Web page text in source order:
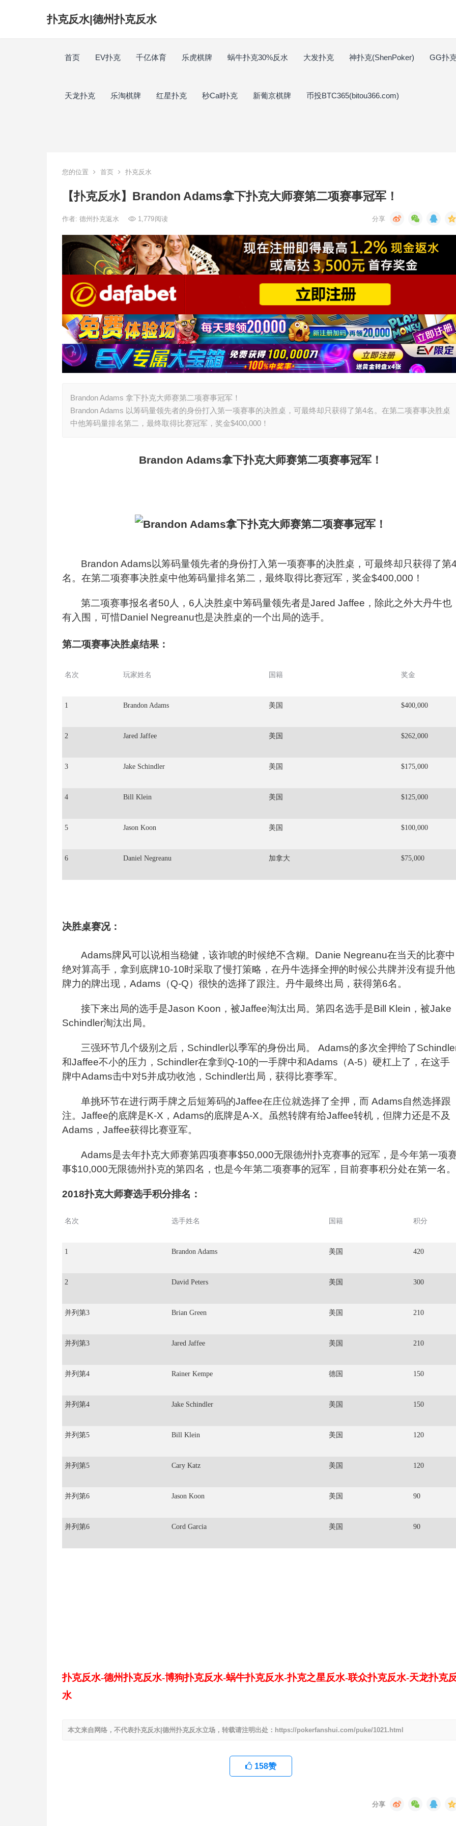
扑克反水|德州扑克反水
首页 EV扑克 千亿体育 乐虎棋牌 蜗牛扑克30%反水 大发扑克 神扑克(ShenPoker) GG扑
天龙扑克 乐淘棋牌 红星扑克 秒Call扑克 新葡京棋牌 币投BTC365(bitou366.com)
您的位置 首页 扑克反水
【扑克反水】Brandon Adams拿下扑克大师赛第二项赛事冠军！
作者: 德州扑克返水 1,779阅读
Brandon Adams 拿下扑克大师赛第二项赛事冠军！
Brandon Adams 以筹码量领先者的身份打入第一项赛事的决胜桌，可最终却只获得了第4名。在第二项赛事决胜桌
中他筹码量排名第二，最终取得比赛冠军，奖金$400,000！
Brandon Adams拿下扑克大师赛第二项赛事冠军！
Brandon Adams以筹码量领先者的身份打入第一项赛事的决胜桌，可最终却只获得了第
名。在第二项赛事决胜桌中他筹码量排名第二，最终取得比赛冠军，奖金$400,000！
第二项赛事报名者50人，6人决胜桌中筹码量领先者是Jared Jaffee，除此之外大丹牛也
有入围，可惜Daniel Negreanu也是决胜桌的一个出局的选手。
第二项赛事决胜桌结果：
名次 玩家姓名 国籍 奖金
1 Brandon Adams 美国 $400,000
2 Jared Jaffee 美国 $262,000
3 Jake Schindler 美国 $175,000
4 Bill Klein 美国 $125,000
5 Jason Koon 美国 $100,000
6 Daniel Negreanu 加拿大 $75,000
决胜桌赛况：
Adams牌风可以说相当稳健，该诈唬的时候绝不含糊。Danie Negreanu在当天的比赛中
绝对算高手，拿到底牌10-10时采取了慢打策略，在丹牛选择全押的时候公共牌并没有提升他
牌力的牌出现，Adams（Q-Q）很快的选择了跟注。丹牛最终出局，获得第6名。
接下来出局的选手是Jason Koon，被Jaffee淘汰出局。第四名选手是Bill Klein，被Jake
Schindler淘汰出局。
三强环节几个级别之后，Schindler以季军的身份出局。 Adams的多次全押给了
和Jaffee不小的压力，Schindler在拿到Q-10的一手牌中和Adams（A-5）硬杠上了，在这手
牌中Adams击中对5并成功收池，Schindler出局，获得比赛季军。
单挑环节在进行两手牌之后短筹码的Jaffee在庄位就选择了全押，而 Adams自然选择跟
注。Jaffee的底牌是K-X，Adams的底牌是A-X。虽然转牌有给Jaffee转机，但牌力还是不及
Adams，Jaffee获得比赛亚军。
Adams是去年扑克大师赛第四项赛事$50,000无限德州扑克赛事的冠军，是今年第一项
事$10,000无限德州扑克的第四名，也是今年第二项赛事的冠军，目前赛事积分处在第一名。
2018扑克大师赛选手积分排名：
名次 选手姓名 国籍 积分
1 Brandon Adams 美国 420
2 David Peters 美国 300
并列第3 Brian Green 美国 210
并列第3 Jared Jaffee 美国 210
并列第4 Rainer Kempe 德国 150
并列第4 Jake Schindler 美国 150
并列第5 Bill Klein 美国 120
并列第5 Cary Katz 美国 120
并列第6 Jason Koon 美国 90
并列第6 Cord Garcia 美国 90
扑克反水-德州扑克反水-博狗扑克反水-蜗牛扑克反水-扑克之星反水-联众扑克反水-天龙扑克
水
本文来自网络，不代表扑克反水|德州扑克反水立场，转载请注明出处：https://pokerfanshui.com/puke/1021.html
158赞